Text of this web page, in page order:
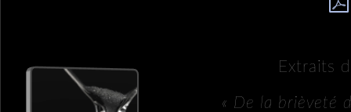
Extraits
« De la brièveté